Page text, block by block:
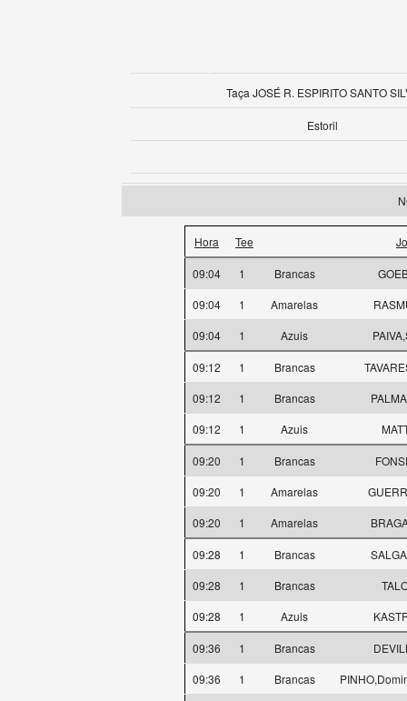
Taça JOSÉ R. ESPIRITO SANTO
Estoril
Hora Tee
09:04 1 Brancas
09:04
1 Amarelas
09:04
1 Azuis
09:12 1 Brancas
09:12
1 Brancas
09:12
1 Azuis
09:20 1 Brancas
09:20
1 Amarelas
09:20
1 Amarelas
09:28 1 Brancas
09:28
1 Brancas
09:28
1 Azuis
09:36 1 Brancas
09:36
1 Brancas